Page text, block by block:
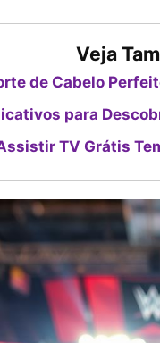
Veja
de Cabelo
para
TV Grátis